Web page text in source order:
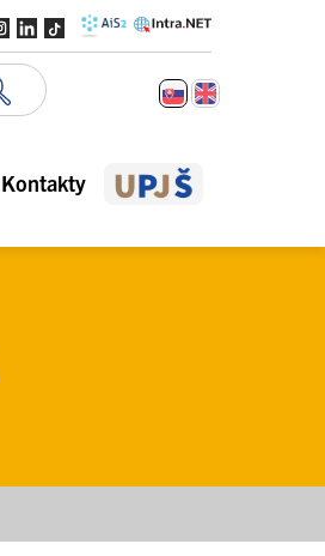
Kontakty